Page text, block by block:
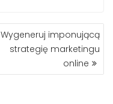
Wygeneruj imponującą
strategię marketingu
online